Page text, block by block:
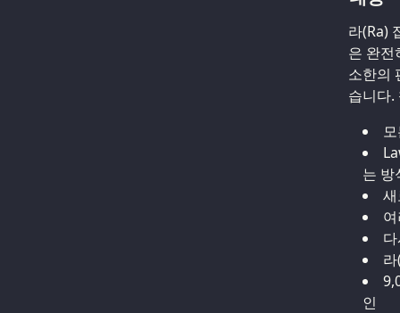
라(Ra)
은 완전
소한의
습니다.
는 방
인